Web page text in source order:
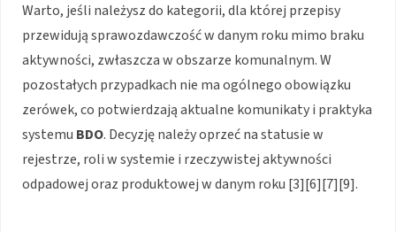
Warto, jeśli należysz do kategorii, dla której przepisy
przewidują sprawozdawczość w danym roku mimo braku
aktywności, zwłaszcza w obszarze komunalnym. W
pozostałych przypadkach nie ma ogólnego obowiązku
zerówek, co potwierdzają aktualne komunikaty i praktyka
systemu BDO. Decyzję należy oprzeć na statusie w
rejestrze, roli w systemie i rzeczywistej aktywności
odpadowej oraz produktowej w danym roku [3][6][7][9].